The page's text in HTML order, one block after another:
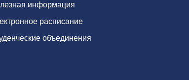
информация
расписание
объединения